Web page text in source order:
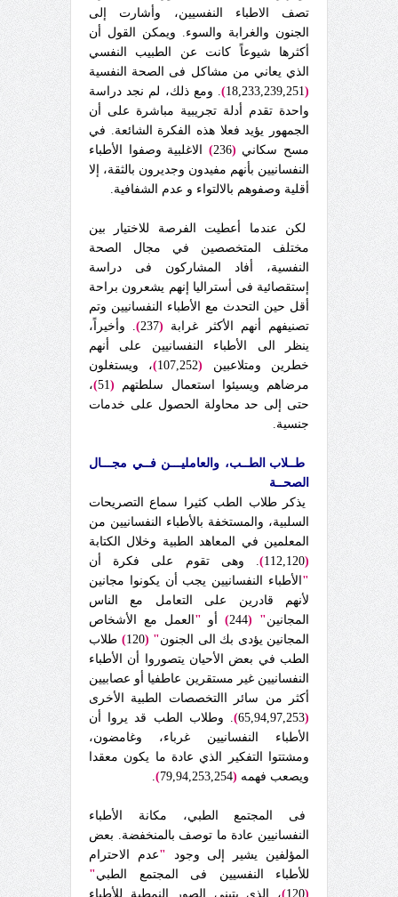
تصف الاطباء النفسيين، وأشارت إلى
الجنون والغرابة والسوء. ويمكن القول أن
أكثرها شيوعاً كانت عن الطبيب النفسي
الذي يعاني من مشاكل فى الصحة النفسية
(
18,233,239,251
) . ومع ذلك، لم نجد دراسة
واحدة تقدم أدلة تجريبية مباشرة على أن
الجمهور يؤيد فعلا هذه الفكرة الشائعة. في
مسح سكاني (
236
) الاغلبية وصفوا الأطباء
النفسانيين بأنهم مفيدون وجديرون بالثقة، إلا
أقلية وصفوهم بالالتواء و عدم الشفافية.
لكن عندما أعطيت الفرصة للاختيار بين
مختلف المتخصصين في مجال الصحة
النفسية، أفاد المشاركون فى دراسة
إستقصائية فى أستراليا إنهم يشعرون براحة
أقل حين التحدث مع الأطباء النفسانيين وتم
تصنيفهم أنهم الأكثر غرابة (
237
). وأخيراً،
ينظر الى الأطباء النفسانيين على أنهم
خطرين ومتلاعبين (
107,252
)، ويستغلون
مرضاهم ويسيئوا استعمال سلطتهم (
51
)،
حتى إلى حد محاولة الحصول على خدمات
جنسية.
طــلاب الطــب، والعامليـــن فــي مجـــال
الصحــة
يذكر طلاب الطب كثيرا سماع التصريحات
السلبية، والمستخفة بالأطباء النفسانيين من
المعلمين في المعاهد الطبية وخلال الكتابة
(
112,120
) . وهى تقوم على فكرة أن
" الأطباء النفسانيين يجب أن يكونوا مجانين
لأنهم قادرين على التعامل مع الناس
المجانين"
(
244
)أو " العمل مع الأشخاص
المجانين يؤدى بك الى الجنون"
(
120
) طلاب
الطب في بعض الأحيان يتصوروا أن الأطباء
النفسانيين غير مستقرين عاطفيا أو عصابيين
أكثر من سائر االتخصصات الطبية الأخرى
(
65,94,97,253
) . وطلاب الطب قد يروا أن
الأطباء النفسانيين غرباء، وغامضون،
ومشتتوا التفكير الذي عادة ما يكون معقدا
ويصعب فهمه (
79,94,253,254
)
فى المجتمع الطبي، مكانة الأطباء
النفسانيين عادة ما توصف بالمنخفضة. بعض
المؤلفين يشير إلى وجود "عدم الاحترام
للأطباء النفسيين فى المجتمع الطبي"
(
120
)، الذي يتبنى الصور النمطية للأطباء